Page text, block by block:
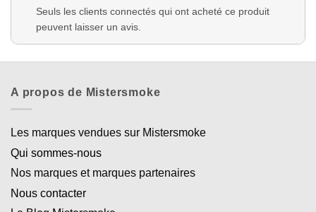
Seuls les clients connectés qui ont acheté ce produit
peuvent laisser un avis.
A propos de Mistersmoke
Les marques vendues sur Mistersmoke
Qui sommes-nous
Nos marques et marques partenaires
Nous contacter